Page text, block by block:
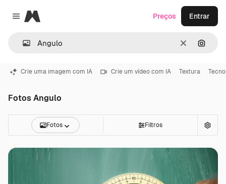
Close menu
Magnific
Limpar
Preços Entrar
Crie uma imagem com IA Crie um vídeo com IA Textura
Fotos Angulo
Fotos Filtros